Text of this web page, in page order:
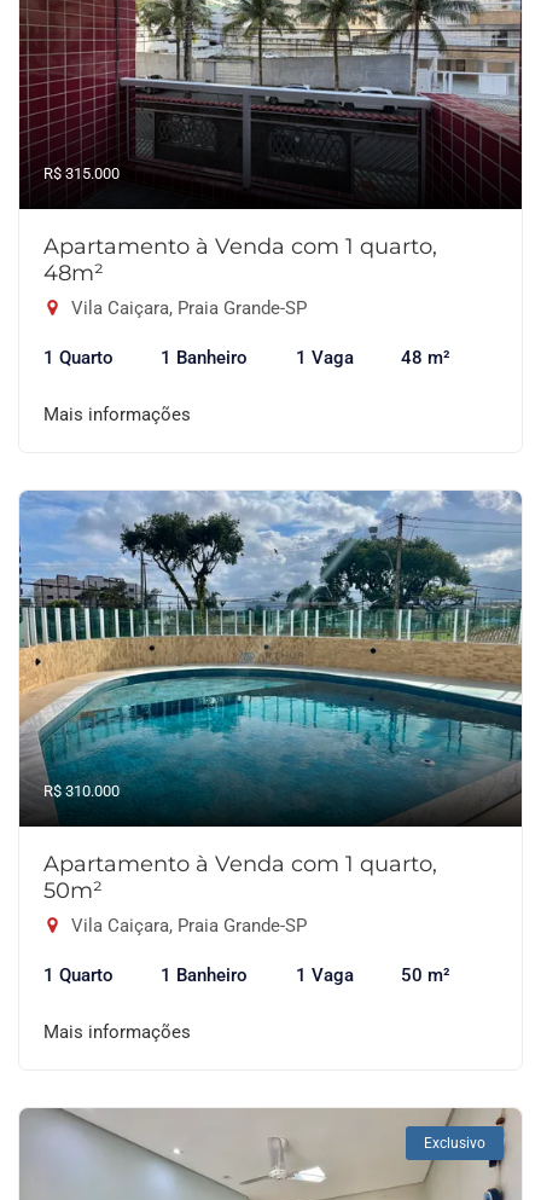
R$ 315.000
Apartamento à Venda com 1 quarto,
48m²
Vila Caiçara, Praia Grande-SP
1 Quarto 1 Banheiro 1 Vaga 48 m²
Mais informações
R$ 310.000
Apartamento à Venda com 1 quarto,
50m²
Vila Caiçara, Praia Grande-SP
1 Quarto 1 Banheiro 1 Vaga 50 m²
Mais informações
Exclusivo